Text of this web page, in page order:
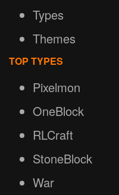
Types
Themes
TOP TYPES
Pixelmon
OneBlock
RLCraft
StoneBlock
War